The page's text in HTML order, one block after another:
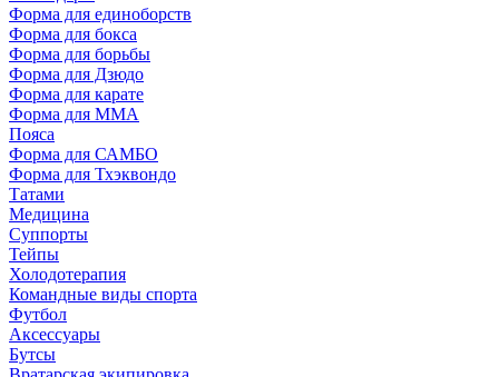
Форма для единоборств
Форма для бокса
Форма для борьбы
Форма для Дзюдо
Форма для карате
Форма для MMA
Пояса
Форма для САМБО
Форма для Тхэквондо
Татами
Медицина
Суппорты
Тейпы
Холодотерапия
Командные виды спорта
Футбол
Аксессуары
Бутсы